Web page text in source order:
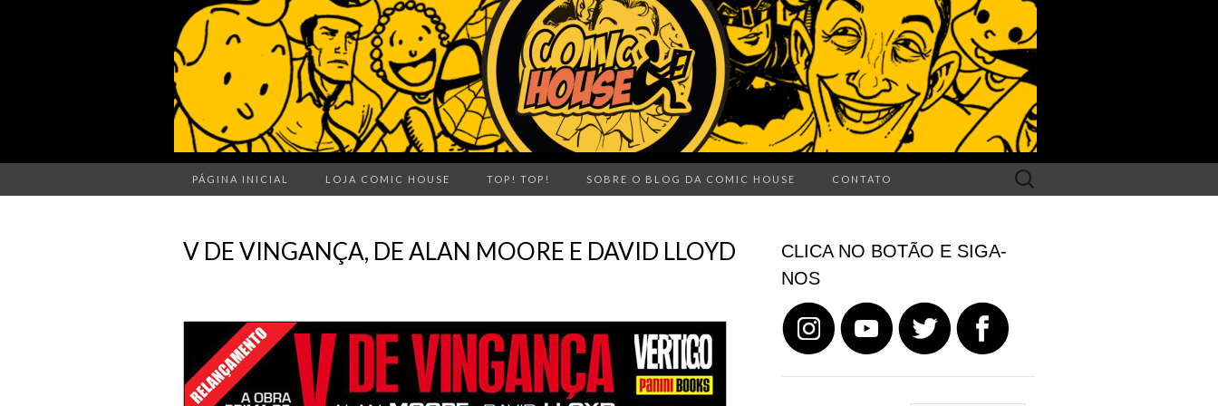
PÁGINA INICIAL LOJA COMIC HOUSE TOP! TOP! SOBRE O BLOG DA COMIC HOUSE CONTATO
Search
for:
V DE VINGANÇA, DE ALAN MOORE E DAVID LLOYD
CLICA NO BOTÃO E SIGA-
NOS